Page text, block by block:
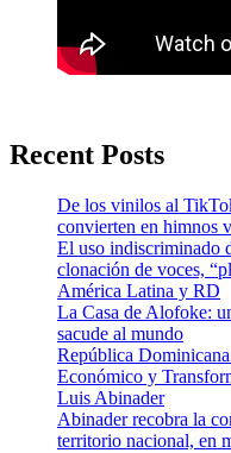
Recent Posts
De los vinilos al
convierten en himnos
El uso indiscriminado
clonación de voces,
América Latina y RD
La Casa de Alofoke:
sacude al mundo
República
Económico y
Luis Abinader
Abinader recobra la
territorio nacional, en